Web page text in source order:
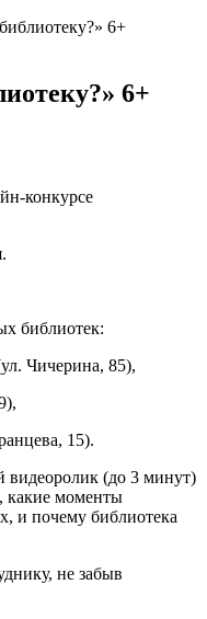
6+
6+
конкурсе
библиотек:
Чичерина, 85),
15).
видеоролик (до 3 минут)
какие моменты
и почему библиотека
не забыв